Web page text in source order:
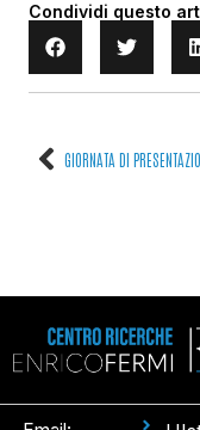
Condividi questo